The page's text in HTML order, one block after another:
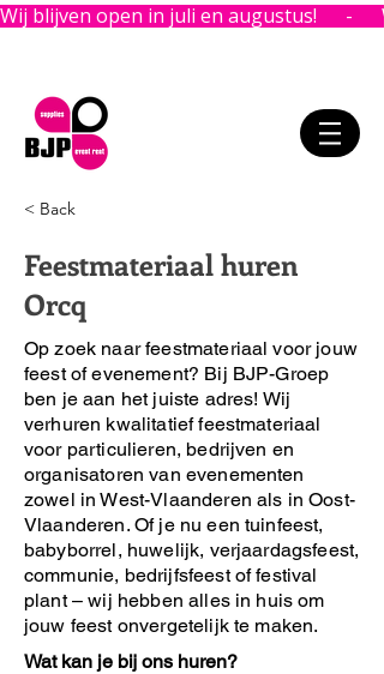
Wij blijven open in juli en augustus!      -
< Back
Feestmateriaal huren
Orcq
Op zoek naar feestmateriaal voor jouw
feest of evenement? Bij BJP-Groep
ben je aan het juiste adres! Wij
verhuren kwalitatief feestmateriaal
voor particulieren, bedrijven en
organisatoren van evenementen
zowel in West-Vlaanderen als in Oost-
Vlaanderen. Of je nu een tuinfeest,
babyborrel, huwelijk, verjaardagsfeest,
communie, bedrijfsfeest of festival
plant – wij hebben alles in huis om
jouw feest onvergetelijk te maken.
Wat kan je bij ons huren?